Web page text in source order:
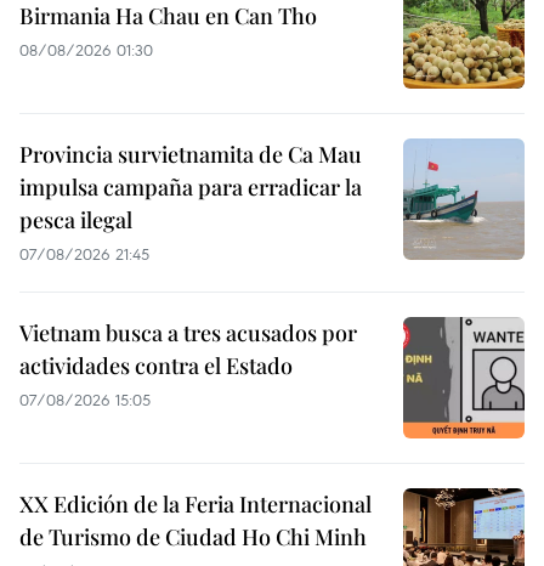
Birmania Ha Chau en Can Tho
08/08/2026 01:30
Provincia survietnamita de Ca Mau
impulsa campaña para erradicar la
pesca ilegal
07/08/2026 21:45
Vietnam busca a tres acusados por
actividades contra el Estado
07/08/2026 15:05
XX Edición de la Feria Internacional
de Turismo de Ciudad Ho Chi Minh